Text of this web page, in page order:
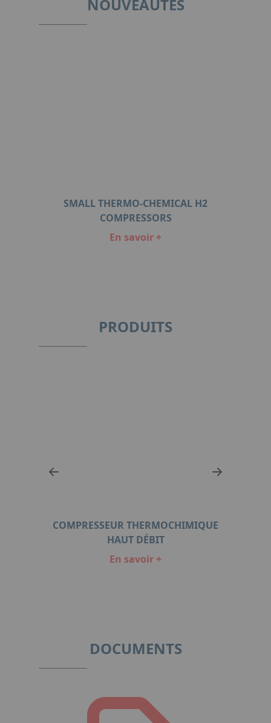
NOUVEAUTÉS
SMALL THERMO-CHEMICAL H2
COMPRESSORS
En savoir +
PRODUITS
COMPRESSEUR THERMOCHIMIQUE
HAUT DÉBIT
En savoir +
DOCUMENTS